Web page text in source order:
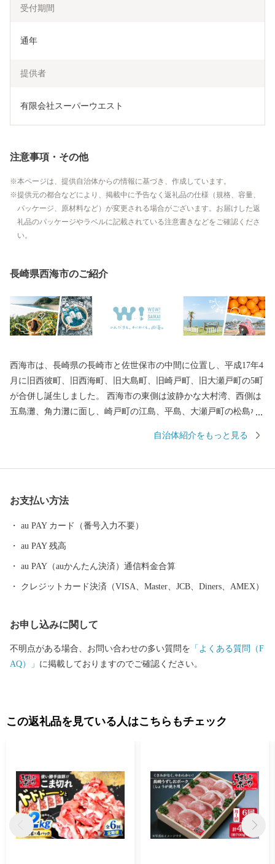
受付期間
通年
提供者
有限会社スーパーウエスト
注意事項・その他
本ページは、提供自治体からの情報に基づき、作成しています。
提供元の都合などにより、掲載中に予告なく返礼品の仕様（規格、容量、
パッケージ、原材料など）が変更される場合がございます。お届けした返
礼品のパッケージやラベルに記載されている注意書きなどをご確認くださ
い。
長崎県西海市のご紹介
西海市は、長崎県の長崎市と佐世保市の中間に位置し、平成17年4
月に旧西彼町、旧西海町、旧大島町、旧崎戸町、旧大瀬戸町の5町
が合併し誕生しました。 西海市の東側は波静かな大村湾、西側は
五島灘、角力灘に面し、崎戸町の江島、平島、大瀬戸町の松島な
園、西彼杵半島県立公園の３つの自然公園の指定区域があり、美
キ」など、四季折々の旬の食材に恵まれています。甘くとろける
自治体紹介をもっと見る
お支払い方法
au PAY カード（番号入力不要）
au PAY 残高
au PAY（auかんたん決済）通信料金合算
クレジットカード決済（VISA、Master、JCB、Diners、AMEX）
お申し込みに関して
不明点がある場合、お問い合わせの多い質問を 「よくある質問（F
AQ）」 に掲載しておりますのでご確認ください。
この返礼品を見ている人はこちらもチェック